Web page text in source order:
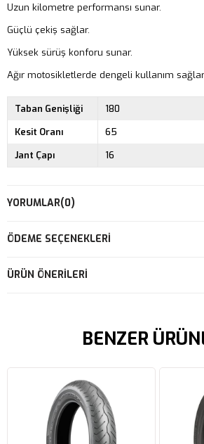
Uzun kilometre performansı sunar.
Güçlü çekiş sağlar.
Yüksek sürüş konforu sunar.
Ağır motosikletlerde dengeli kullanım
Taban Genişliği
180
Kesit Oranı
65
Jant Çapı
16
YORUMLAR(0)
ÖDEME SEÇENEKLERI
ÜRÜN ÖNERILERI
BENZER